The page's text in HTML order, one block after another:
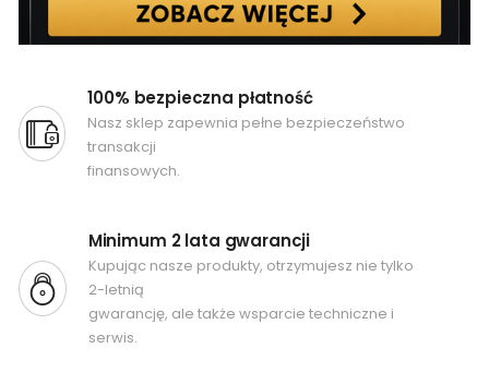
100% bezpieczna płatność
Nasz sklep zapewnia pełne bezpieczeństwo
transakcji
finansowych.
Minimum 2 lata gwarancji
Kupując nasze produkty, otrzymujesz nie tylko
2-letnią
gwarancję, ale także wsparcie techniczne i
serwis.